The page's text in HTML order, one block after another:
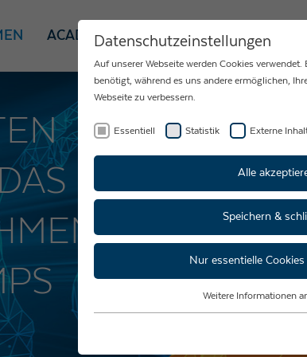
ACADEMY KARRIERE NEWS
Datenschutzeinstellungen
Auf unserer Webseite werden Cookies
benötigt, während es uns andere ermöglichen,
Webseite zu verbessern.
Essentiell Statistik Externe
Alle
Speichern &
Nur essentielle
Essentielle Cookies werden für grundlegende
Weitere Informationen